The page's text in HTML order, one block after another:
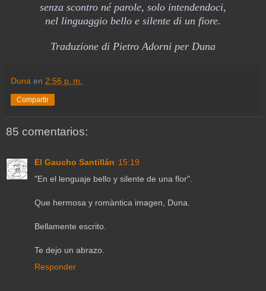
senza scontro né parole, solo intendendoci,
nel linguaggio bello e silente di un fiore.
Traduzione di Pietro Adorni per Duna
Duna en 2:56 p. m.
Compartir
85 comentarios:
El Gaucho Santillán 15:19
"En el lenguaje bello y silente de una flor".
Que hermosa y romàntica imagen, Duna.
Bellamente escrito.
Te dejo un abrazo.
Responder